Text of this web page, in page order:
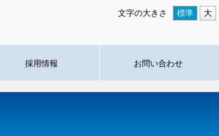
文字の大きさ 標準 大
採用情報 お問い合わせ